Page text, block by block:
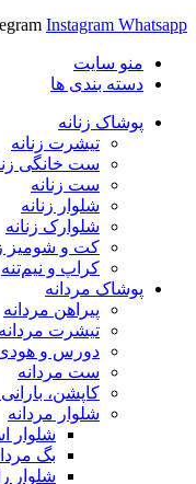
Instagram Whatsapp
منو سایت
دسته بندی ها
پوشاک زنانه
تیشرت زنانه
ست خانگی
ست زنانه
شلوار زنانه
شلوارک زنانه
کت و شومیز
کراپ و نیم‌تنه
پوشاک مردانه
پیراهن مردانه
تیشرت مردانه
دورس و
ست مردانه
کاپشن، بارانی
شلوار مردانه
شلوار
بگ
شلوار